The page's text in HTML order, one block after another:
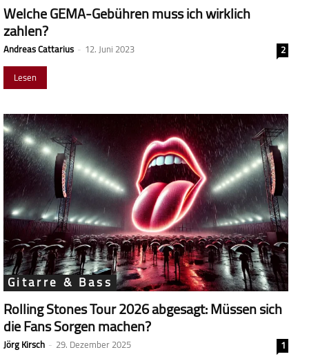
Welche GEMA-Gebühren muss ich wirklich
zahlen?
Andreas Cattarius - 12. Juni 2023
2
Lesen
Gitarre & Bass
Rolling Stones Tour 2026 abgesagt: Müssen sich
die Fans Sorgen machen?
Jörg Kirsch - 29. Dezember 2025
1